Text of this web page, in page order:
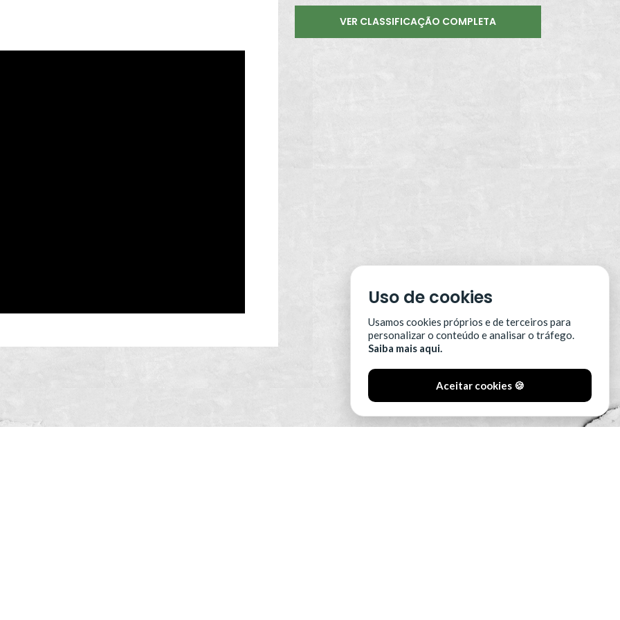
VER CLASSIFICAÇÃO COMPLETA
Uso de cookies
Usamos cookies próprios e de terceiros para
personalizar o conteúdo e analisar o tráfego.
Saiba mais aqui.
Aceitar cookies 🍪